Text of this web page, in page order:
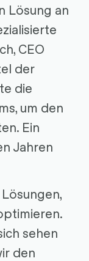
Lösung an
CEO
der
die
um den
Ein
Jahren
sehen
den